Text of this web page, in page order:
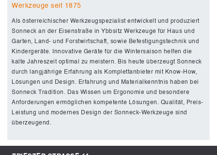
Werkzeuge seit 1875
Als österreichischer Werkzeugspezialist entwickelt und produziert
Sonneck an der Eisenstraße in Ybbsitz Werkzeuge für Haus und
Garten, Land- und Forstwirtschaft, sowie Befestigungstechnik und
Kindergeräte. Innovative Geräte für die Wintersaison helfen die
kalte Jahreszeit optimal zu meistern. Bis heute überzeugt Sonneck
durch langjährige Erfahrung als Komplettanbieter mit Know-How,
Lösungen und Design. Erfahrung und Materialkenntnis haben bei
Sonneck Tradition. Das Wissen um Ergonomie und besondere
Anforderungen ermöglichen kompetente Lösungen. Qualität, Preis-
Leistung und modernes Design der Sonneck-Werkzeuge sind
überzeugend.